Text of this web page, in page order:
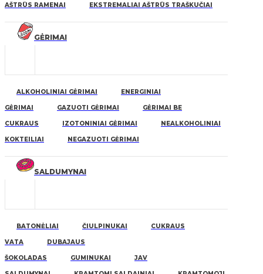
AŠTRŪS RAMENAI EKSTREMALIAI AŠTRŪS TRAŠKUČIAI
GĖRIMAI
ALKOHOLINIAI GĖRIMAI ENERGINIAI
GĖRIMAI GAZUOTI GĖRIMAI GĖRIMAI BE
CUKRAUS IZOTONINIAI GĖRIMAI NEALKOHOLINIAI
KOKTEILIAI NEGAZUOTI GĖRIMAI
SALDUMYNAI
BATONĖLIAI ČIULPINUKAI CUKRAUS
VATA DUBAJAUS
ŠOKOLADAS GUMINUKAI JAV